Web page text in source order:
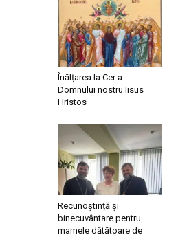
Înălțarea la Cer a
Domnului nostru Iisus
Hristos
Recunoștință și
binecuvântare pentru
mamele dătătoare de